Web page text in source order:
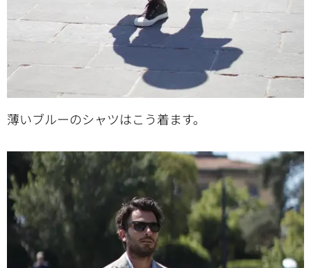
薄いブルーのシャツはこう着ます。